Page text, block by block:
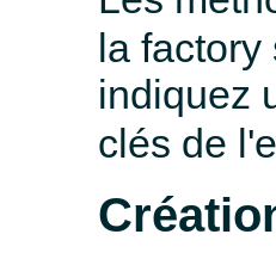
la factory
indiquez
clés de